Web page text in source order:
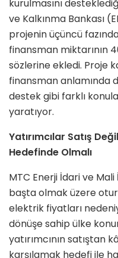
kurulmasını
ve Kalkınma Bankası
projenin üçüncü
finansman miktarının
sözlerine ekledi. Proje
finansman anlamında
destek gibi farklı
yaratıyor.
Yatırımcılar Satış
Hedefinde Olmalı
MTC Enerji İdari ve
başta olmak üzere
elektrik fiyatları
dönüşe sahip ülke
yatırımcının satıştan
karşılamak hedefi ile